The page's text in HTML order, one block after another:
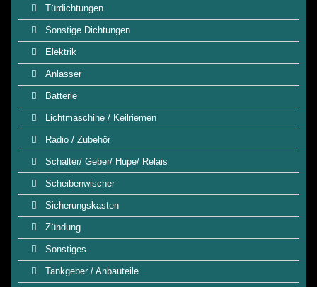
Türdichtungen
Sonstige Dichtungen
Elektrik
Anlasser
Batterie
Lichtmaschine / Keilriemen
Radio / Zubehör
Schalter/ Geber/ Hupe/ Relais
Scheibenwischer
Sicherungskasten
Zündung
Sonstiges
Tankgeber / Anbauteile